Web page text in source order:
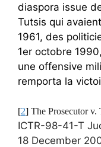
diaspora issue
Tutsis qui
1961, des
1er octobre
une offensive
remporta la
[2] The Prosecutor v.
ICTR-98-41-T
18 December